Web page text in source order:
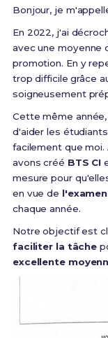
Bonjour, je
En 2022, j'ai
avec une moyenne
promotion. En y
trop difficile grâce
soigneusement
Cette même
d'aider les
facilement que moi.
avons créé BTS CI
mesure pour
en vue de
chaque année.
Notre objectif est
faciliter la tâche
excellente